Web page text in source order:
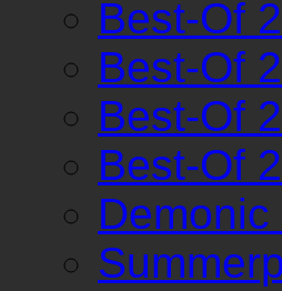
Best-Of
Best-Of
Best-Of
Best-Of